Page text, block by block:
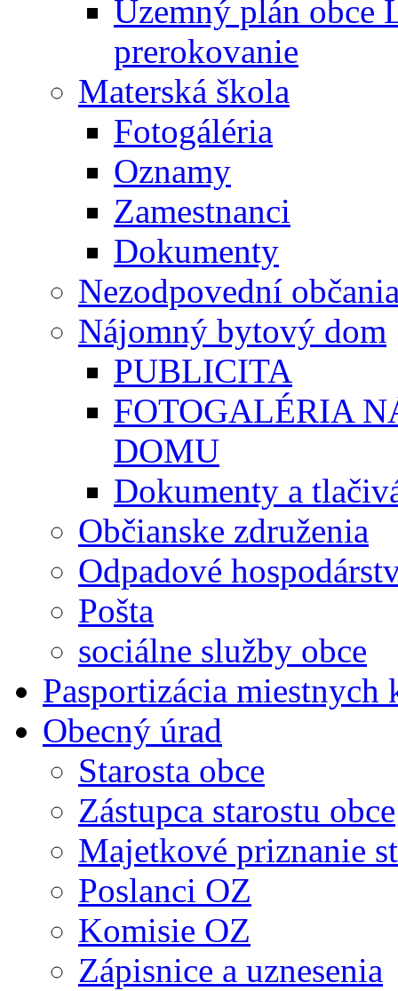
Územný plán obce
prerokovanie
Materská škola
Fotogáléria
Oznamy
Zamestnanci
Dokumenty
Nezodpovední
Nájomný bytový dom
PUBLICITA
FOTOGALÉRIA
DOMU
Dokumenty a
Občianske združenia
Odpadové
Pošta
sociálne služby obce
Pasportizácia
Obecný úrad
Starosta obce
Zástupca starostu obce
Majetkové priznanie
Poslanci OZ
Komisie OZ
Zápisnice a uznesenia